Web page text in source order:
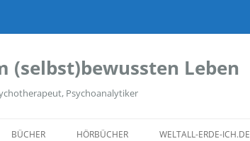
(selbst)bewussten Leben
Psychoanalytiker
BÜCHER HÖRBÜCHER WELTALL-ERDE-ICH.DE